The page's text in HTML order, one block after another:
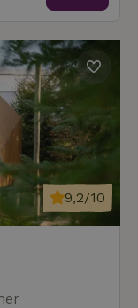
9,2/10